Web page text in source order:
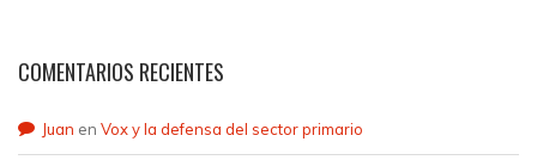
COMENTARIOS RECIENTES
Juan en Vox y la defensa del sector primario